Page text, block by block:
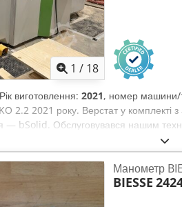
розташований зверху 1
для інструменту, розташований
Обладнання продається та
документів описового
розміщення та використання
1 / 18
виготовлення: 2021, номер машини/
2.2 2021 року. Верстат у
bSolid. Обслуговувався нашим
Манометр
BIESSE